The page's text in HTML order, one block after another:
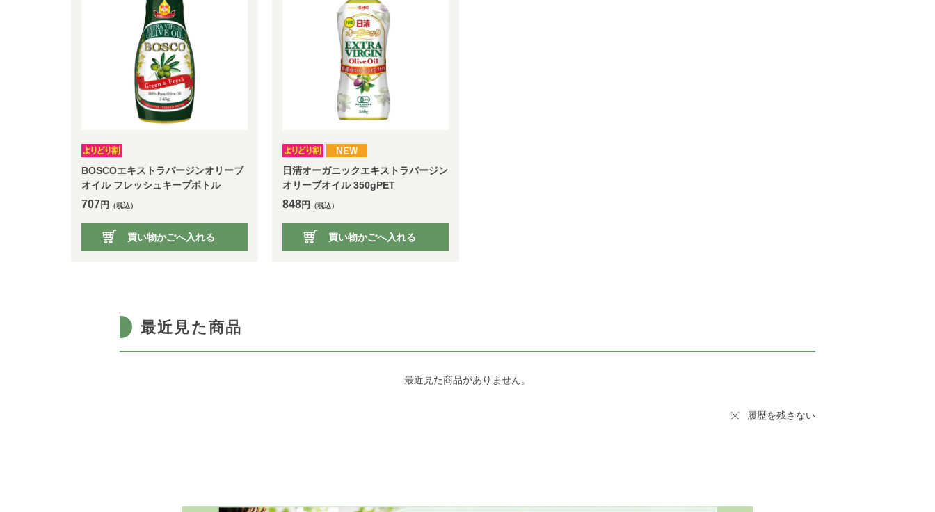
BOSCOエキストラバージンオリーブ
オイル フレッシュキープボトル
707円 （税込）
買い物かごへ入れる
日清オーガニックエキストラバージン
オリーブオイル 350gPET
848円 （税込）
買い物かごへ入れる
最近見た商品
最近見た商品がありません。
履歴を残さない